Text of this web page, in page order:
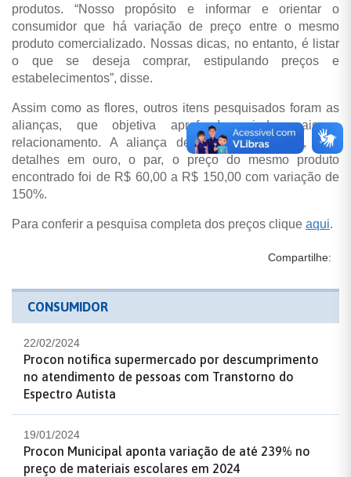
produtos. “Nosso propósito e informar e orientar o
consumidor que há variação de preço entre o mesmo
produto comercializado. Nossas dicas, no entanto, é listar
o que se deseja comprar, estipulando preços e
estabelecimentos”, disse.
Assim como as flores, outros itens pesquisados foram as
alianças, que objetiva aprofundar ainda mais o
relacionamento. A aliança de compromisso aço, com
detalhes em ouro, o par, o preço do mesmo produto
encontrado foi de R$ 60,00 a R$ 150,00 com variação de
150%.
Para conferir a pesquisa completa dos preços clique aqui.
Compartilhe:
CONSUMIDOR
22/02/2024
Procon notifica supermercado por descumprimento
no atendimento de pessoas com Transtorno do
Espectro Autista
19/01/2024
Procon Municipal aponta variação de até 239% no
preço de materiais escolares em 2024